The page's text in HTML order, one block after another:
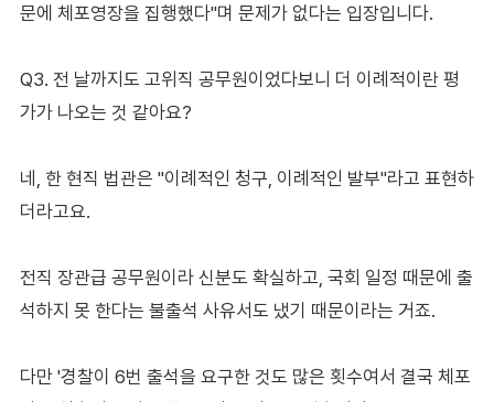
문에 체포영장을 집행했다"며 문제가 없다는 입장입니다.
Q3. 전 날까지도 고위직 공무원이었다보니 더 이례적이란 평
가가 나오는 것 같아요?
네, 한 현직 법관은 "이례적인 청구, 이례적인 발부"라고 표현하
더라고요.
전직 장관급 공무원이라 신분도 확실하고, 국회 일정 때문에 출
석하지 못 한다는 불출석 사유서도 냈기 때문이라는 거죠.
다만 '경찰이 6번 출석을 요구한 것도 많은 횟수여서 결국 체포